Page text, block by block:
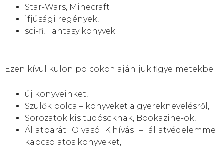
Star-Wars, Minecraft
ifjúsági regények,
sci-fi, Fantasy könyvek.
Ezen kívül külön polcokon ajánljuk figyelmetekbe:
új könyveinket,
Szülők polca – könyveket a gyereknevelésről,
Sorozatok kis tudósoknak, Bookazine-ok,
Állatbarát Olvasó Kihívás – állatvédelemmel
kapcsolatos könyveket,